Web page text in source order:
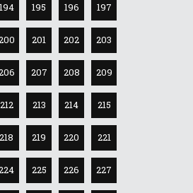
194 195 196 197
201 202 203
207 208 209
212 213 214 215
218 219 220 221
225 226 227